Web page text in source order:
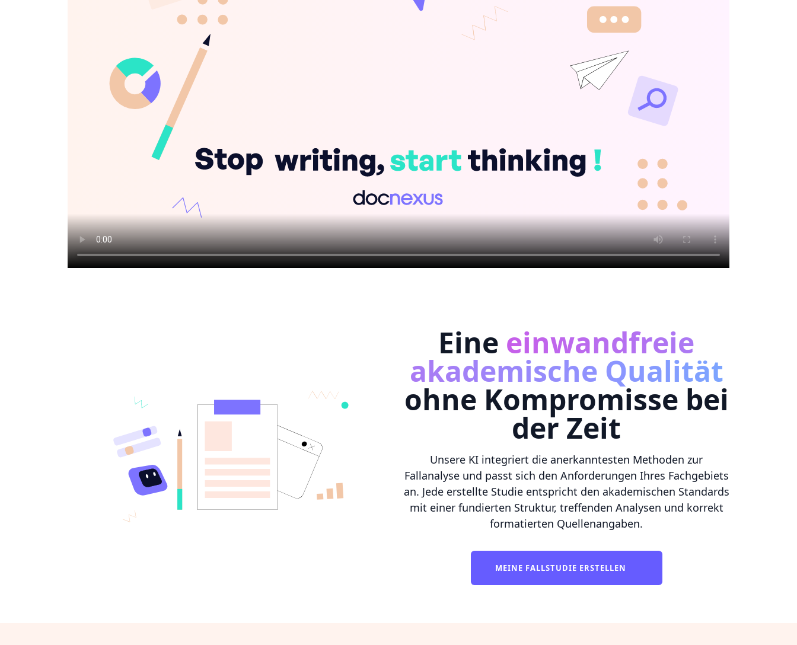
Eine einwandfreie
akademische Qualität
ohne Kompromisse bei
der Zeit
Unsere KI integriert die anerkanntesten Methoden zur
Fallanalyse und passt sich den Anforderungen Ihres Fachgebiets
an. Jede erstellte Studie entspricht den akademischen Standards
mit einer fundierten Struktur, treffenden Analysen und korrekt
formatierten Quellenangaben.
MEINE FALLSTUDIE ERSTELLEN